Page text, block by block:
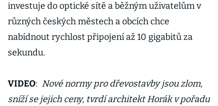
investuje do optické sítě a běžným uživatelům v
různých českých městech a obcích chce
nabídnout rychlost připojení až 10 gigabitů za
sekundu.
VIDEO: Nové normy pro dřevostavby jsou zlom,
sníží se jejich ceny, tvrdí architekt Horák v pořadu